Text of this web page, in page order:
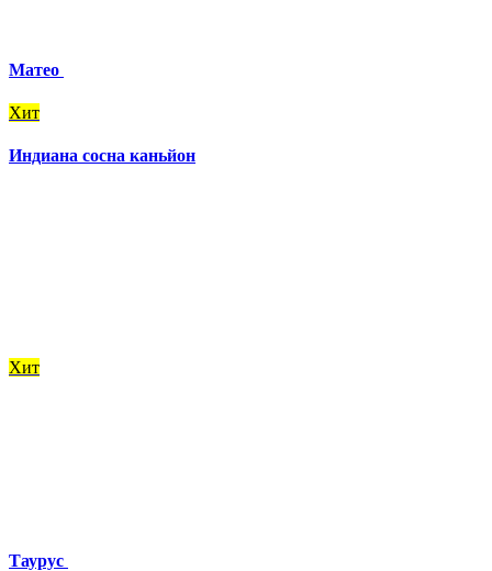
Матео
Хит
Индиана сосна каньйон
Хит
Таурус